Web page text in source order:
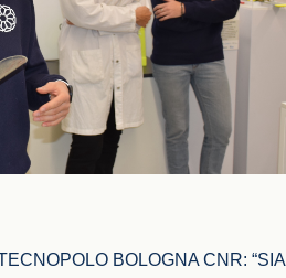
BOLOGNA CNR: